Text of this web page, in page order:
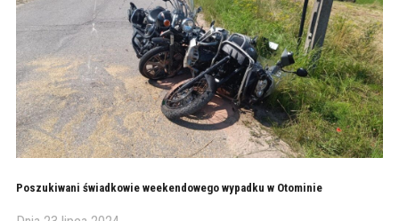
Poszukiwani świadkowie weekendowego wypadku w Otominie